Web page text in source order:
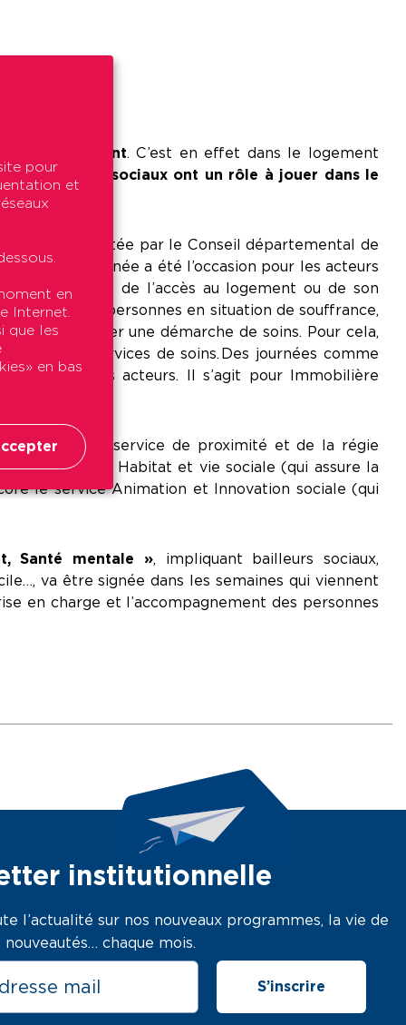
son logement. C’est en effet dans le logement
Les bailleurs sociaux ont un rôle à jouer dans le
logement.
2016, copilotée par le Conseil départemental de
Cette journée a été l’occasion pour les acteurs
la question de l’accès au logement ou de son
repérer des personnes en situation de souffrance,
à entamer une démarche de soins. Pour cela,
les bons services de soins. Des journées comme
différents acteurs. Il s’agit pour Immobilière
comme le service de proximité et de la régie
le service Habitat et vie sociale (qui assure la
le service Animation et Innovation sociale (qui
Santé mentale », impliquant bailleurs sociaux,
va être signée dans les semaines qui viennent
en charge et l’accompagnement des personnes
institutionnelle
l’actualité sur nos nouveaux programmes, la vie de
nouveautés… chaque mois.
pour
et
en
Internet.
que les
en bas